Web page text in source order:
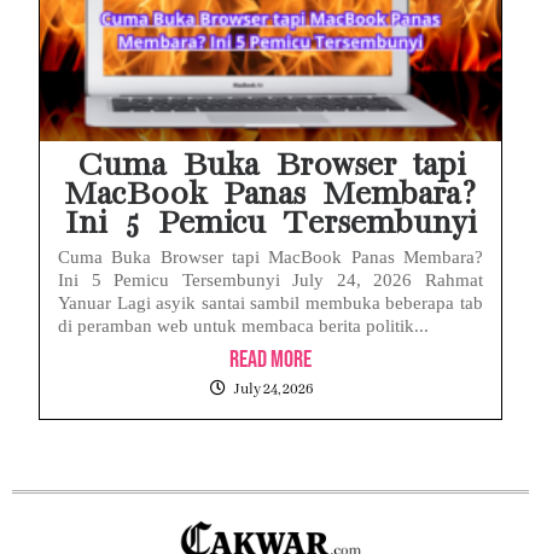
Cuma Buka Browser tapi
MacBook Panas Membara?
Ini 5 Pemicu Tersembunyi
Cuma Buka Browser tapi MacBook Panas Membara?
Ini 5 Pemicu Tersembunyi July 24, 2026 Rahmat
Yanuar Lagi asyik santai sambil membuka beberapa tab
di peramban web untuk membaca berita politik...
Read More
July 24, 2026